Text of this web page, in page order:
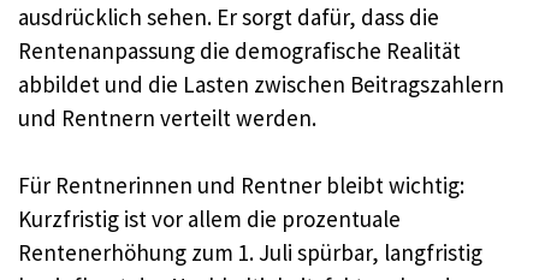
ausdrücklich sehen. Er sorgt dafür, dass die
Rentenanpassung die demografische Realität
abbildet und die Lasten zwischen Beitragszahlern
und Rentnern verteilt werden.
Für Rentnerinnen und Rentner bleibt wichtig:
Kurzfristig ist vor allem die prozentuale
Rentenerhöhung zum 1. Juli spürbar, langfristig